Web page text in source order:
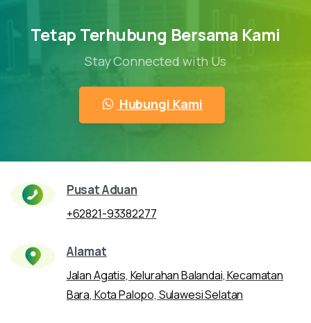
Tetap Terhubung Bersama Kami
Stay Connected with Us
Hubungi Kami
Pusat Aduan
+62821-93382277
Alamat
Jalan Agatis, Kelurahan Balandai, Kecamatan
Bara, Kota Palopo, Sulawesi Selatan